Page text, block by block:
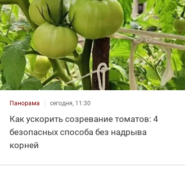
Панорама сегодня, 11:30
Как ускорить созревание томатов: 4
безопасных способа без надрыва
корней